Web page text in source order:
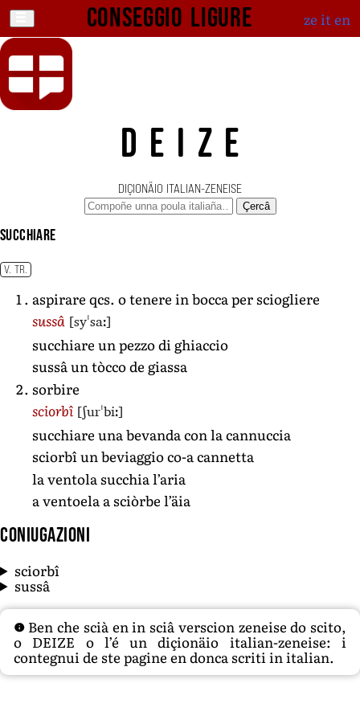
Conseggio ligure ze iten
DEIZE
DIÇIONÄIO ITALIAN-ZENEISE
Çercâ
succhiare
V. TR.
aspirare qcs. o tenere in bocca per sciogliere
sussâ [syˈsaː]
succhiare un pezzo di ghiaccio
sussâ un tòcco de giassa
sorbire
sciorbî [ʃurˈbiː]
succhiare una bevanda con la cannuccia
sciorbî un beviaggio co-a cannetta
la ventola succhia l’aria
a ventoela a sciòrbe l’äia
Coniugazioni
sciorbî
sussâ
Ben che scià en in sciâ verscion zeneise do scito,
o DEIZE o l’é un diçionäio italian-zeneise: i
contegnui de ste pagine en donca scriti in italian.